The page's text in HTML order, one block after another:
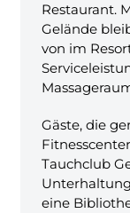
Restaurant.
Gelände
von im
Gäste, die
Tauchclub
eine